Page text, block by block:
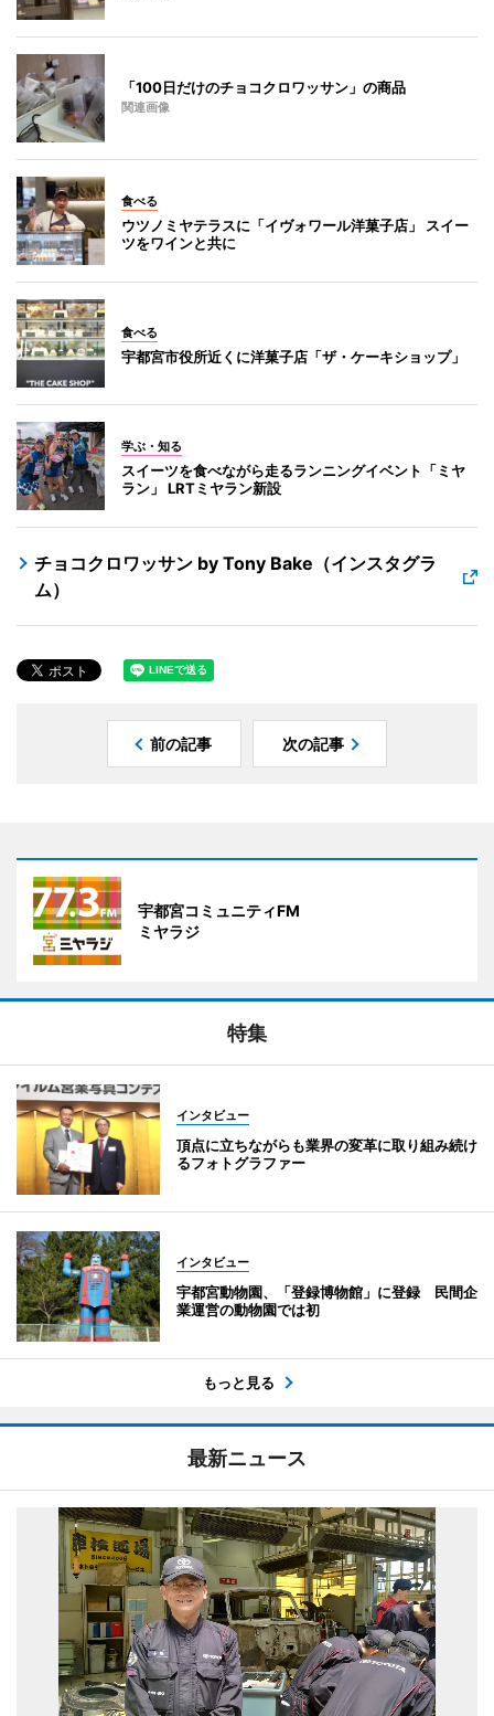
「100日だけのチョコクロワッサン」の商品
関連画像
食べる
ウツノミヤテラスに「イヴォワール洋菓子店」 スイー
ツをワインと共に
食べる
宇都宮市役所近くに洋菓子店「ザ・ケーキショップ」
学ぶ・知る
スイーツを食べながら走るランニングイベント「ミヤ
ラン」 LRTミヤラン新設
チョコクロワッサン by Tony Bake（インスタグラ
ム）
前の記事 次の記事
宇都宮コミュニティFM
ミヤラジ
特集
インタビュー
頂点に立ちながらも業界の変革に取り組み続け
るフォトグラファー
インタビュー
宇都宮動物園、「登録博物館」に登録 民間企
業運営の動物園では初
もっと見る
最新ニュース